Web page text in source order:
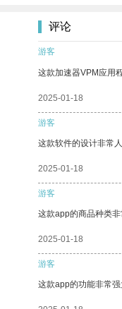
评论
游客
这款加速器VPM应用
2025-01-18
游客
这款软件的设计非常
2025-01-18
游客
这款app的商品种类非
2025-01-18
游客
这款app的功能非常